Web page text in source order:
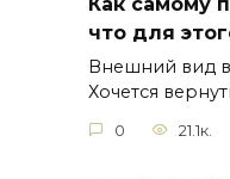
что для
Внешний вид
Хочется
0 21.1к.